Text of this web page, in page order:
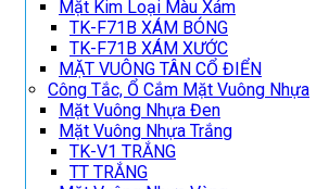
Mặt Kim Loại Màu Xám
TK-F71B XÁM BÓNG
TK-F71B XÁM XƯỚC
MẶT VUÔNG TÂN CỔ ĐIỂN
Công Tắc, Ổ Cắm Mặt Vuông Nhựa
Mặt Vuông Nhựa Đen
Mặt Vuông Nhựa Trắng
TK-V1 TRẮNG
TT TRẮNG